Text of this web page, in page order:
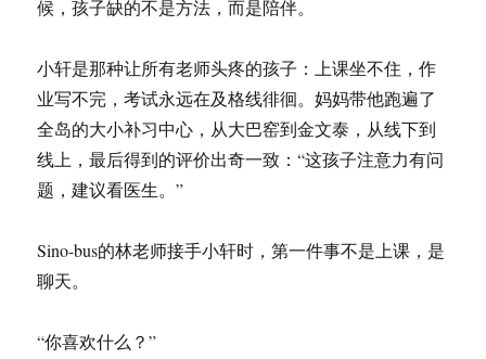
候，孩子缺的不是方法，而是陪伴。
小轩是那种让所有老师头疼的孩子：上课坐不住，作
业写不完，考试永远在及格线徘徊。妈妈带他跑遍了
全岛的大小补习中心，从大巴窑到金文泰，从线下到
线上，最后得到的评价出奇一致：“这孩子注意力有问
题，建议看医生。”
Sino-bus的林老师接手小轩时，第一件事不是上课，是
聊天。
“你喜欢什么？”